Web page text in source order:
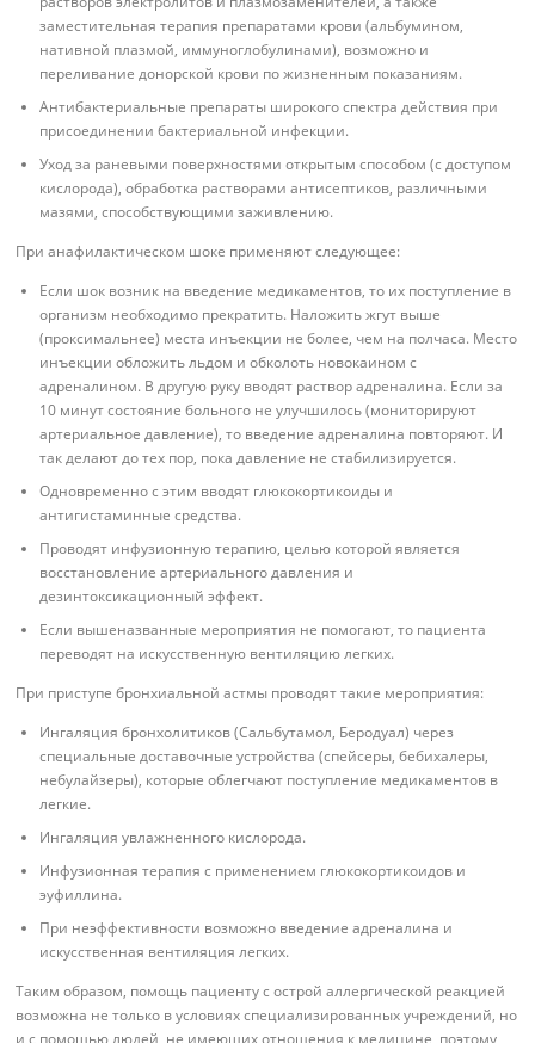
заместительная терапия препаратами крови (альбумином,
нативной плазмой, иммуноглобулинами), возможно и
переливание донорской крови по жизненным показаниям.
Антибактериальные препараты широкого спектра действия при
присоединении бактериальной инфекции.
Уход за раневыми поверхностями открытым способом (с доступом
кислорода), обработка растворами антисептиков, различными
мазями, способствующими заживлению.
При анафилактическом шоке применяют следующее:
Если шок возник на введение медикаментов, то их поступление в
организм необходимо прекратить. Наложить жгут выше
(проксимальнее) места инъекции не более, чем на полчаса. Место
инъекции обложить льдом и обколоть новокаином с
адреналином. В другую руку вводят раствор адреналина. Если за
10 минут состояние больного не улучшилось (мониторируют
артериальное давление), то введение адреналина повторяют. И
так делают до тех пор, пока давление не стабилизируется.
Одновременно с этим вводят глюкокортикоиды и
антигистаминные средства.
Проводят инфузионную терапию, целью которой является
восстановление артериального давления и
дезинтоксикационный эффект.
Если вышеназванные мероприятия не помогают, то пациента
переводят на искусственную вентиляцию легких.
При приступе бронхиальной астмы проводят такие мероприятия:
Ингаляция бронхолитиков (Сальбутамол, Беродуал) через
специальные доставочные устройства (спейсеры, бебихалеры,
небулайзеры), которые облегчают поступление медикаментов в
легкие.
Ингаляция увлажненного кислорода.
Инфузионная терапия с применением глюкокортикоидов и
эуфиллина.
При неэффективности возможно введение адреналина и
искусственная вентиляция легких.
Таким образом, помощь пациенту с острой аллергической реакцией
возможна не только в условиях специализированных учреждений, но